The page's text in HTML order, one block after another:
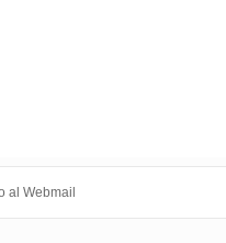
al Webmail